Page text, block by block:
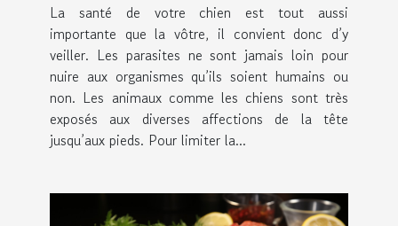
La santé de votre chien est tout aussi
importante que la vôtre, il convient donc d’y
veiller. Les parasites ne sont jamais loin pour
nuire aux organismes qu’ils soient humains ou
non. Les animaux comme les chiens sont très
exposés aux diverses affections de la tête
jusqu’aux pieds. Pour limiter la...